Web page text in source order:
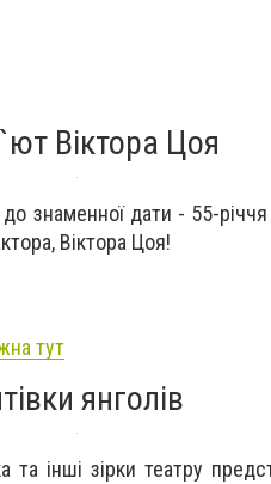
Віктора Цоя
знаменної дати - 55-
Віктора Цоя!
тут
янголів
інші зірки театру